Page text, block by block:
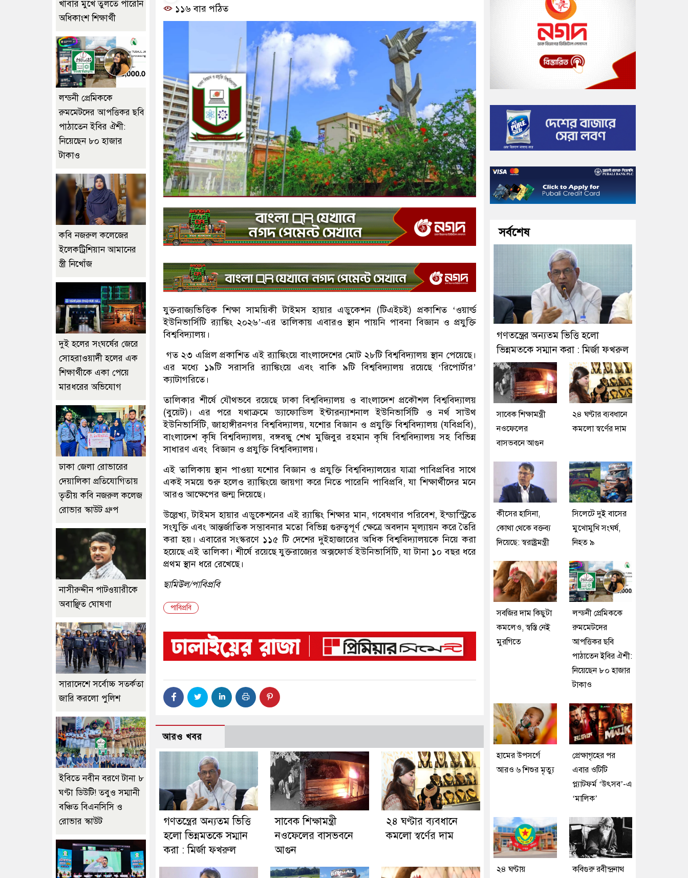
১১৬ বার পঠিত
‎যুক্তরাজ্যভিত্তিক শিক্ষা সাময়িকী টাইমস হায়ার এডুকেশন (টিএইচই) প্রকাশিত ‘ওয়ার্ল্ড
ইউনিভার্সিটি র‍্যাঙ্কিং ২০২৬’-এর তালিকায় এবারও স্থান পায়নি পাবনা বিজ্ঞান ও প্রযু্ক্তি
বিশ্ববিদ্যালয়।
‎ গত ২৩ এপ্রিল প্রকাশিত এই র‍্যাঙ্কিংয়ে বাংলাদেশের মোট ২৮টি বিশ্ববিদ্যালয় স্থান পেয়েছে।
এর মধ্যে ১৯টি সরাসরি র‍্যাঙ্কিংয়ে এবং বাকি ৯টি বিশ্ববিদ্যালয় রয়েছে ‘রিপোর্টার’
ক্যাটাগরিতে।
‎তালিকার শীর্ষে যৌথভবে রয়েছে ঢাকা বিশ্ববিদ্যালয় ও বাংলাদেশ প্রকৌশল বিশ্ববিদ্যালয়
(বুয়েট)। এর পরে যথাক্রমে ড্যাফোডিল ইন্টারন্যাশনাল ইউনিভার্সিটি ও নর্থ সাউথ
ইউনিভার্সিটি, জাহাঙ্গীরনগর বিশ্ববিদ্যালয়, যশোর বিজ্ঞান ও প্রযুক্তি বিশ্ববিদ্যালয় (যবিপ্রবি),
বাংলাদেশ কৃষি বিশ্ববিদ্যালয়, বঙ্গবন্ধু শেখ মুজিবুর রহমান কৃষি বিশ্ববিদ্যালয় সহ বিভিন্ন
সাধারণ এবং বিজ্ঞান ও প্রযুক্তি বিশ্ববিদ্যালয়।
‎এই তালিকায় স্থান পাওয়া যশোর বিজ্ঞান ও প্রযুক্তি বিশ্ববিদ্যালয়ের যাত্রা পাবিপ্রবির সাথে
একই সময়ে শুরু হলেও র‍্যাঙ্কিংয়ে জায়গা করে নিতে পারেনি পাবিপ্রবি, যা শিক্ষার্থীদের মনে
আরও আক্ষেপের জন্ম দিয়েছে।
‎উল্লেখ্য, টাইমস হায়ার এডুকেশনের এই র‍্যাঙ্কিং শিক্ষার মান, গবেষণার পরিবেশ, ইন্ডাস্ট্রিতে
সংযুক্তি এবং আন্তর্জাতিক সম্ভাবনার মতো বিভিন্ন গুরুত্বপূর্ণ ক্ষেত্রে অবদান মূল্যায়ন করে তৈরি
করা হয়। এবারের সংস্করণে ১১৫ টি দেশের দুইহাজারের অধিক বিশ্ববিদ্যালয়কে নিয়ে করা
হয়েছে এই তালিকা। শীর্ষে রয়েছে যুক্তরাজ্যের অক্সফোর্ড ইউনিভার্সিটি, যা টানা ১০ বছর ধরে
প্রথম স্থান ধরে রেখেছে।
ছামিউল/পাবিপ্রবি
পাবিপ্রবি
আরও খবর
গণতন্ত্রের অন্যতম ভিত্তি
হলো ভিন্নমতকে সম্মান
করা : মির্জা ফখরুল
সাবেক শিক্ষামন্ত্রী
নওফেলের বাসভবনে
আগুন
২৪ ঘণ্টার ব্যবধানে
কমলো স্বর্ণের দাম
খাবার মুখে তুলতে পারেনি
অধিকাংশ শিক্ষার্থী
লন্ডনী প্রেমিককে
রুমমেটদের আপত্তিকর ছবি
পাঠাতেন ইবির ঐশী:
নিয়েছেন ৮০ হাজার
টাকাও
কবি নজরুল কলেজের
ইলেকট্রিশিয়ান আমানের
স্ত্রী নিখোঁজ
দুই হলের সংঘর্ষের জেরে
সোহরাওয়ার্দী হলের এক
শিক্ষার্থীকে একা পেয়ে
মারধরের অভিযোগ
ঢাকা জেলা রোভারের
দেয়ালিকা প্রতিযোগিতায়
তৃতীয় কবি নজরুল কলেজ
রোভার স্কাউট গ্রুপ
নাসীরুদ্দীন পাটওয়ারীকে
অবাঞ্ছিত ঘোষণা
সারাদেশে সর্বোচ্চ সতর্কতা
জারি করলো পুলিশ
ইবিতে নবীন বরণে টানা ৮
ঘণ্টা ডিউটি! তবুও সম্মানী
বঞ্চিত বিএনসিসি ও
রোভার স্কাউট
সর্বশেষ
গণতন্ত্রের অন্যতম ভিত্তি হলো
ভিন্নমতকে সম্মান করা : মির্জা ফখরুল
সাবেক শিক্ষামন্ত্রী
নওফেলের
বাসভবনে আগুন
২৪ ঘণ্টার ব্যবধানে
কমলো স্বর্ণের দাম
কীসের হাসিনা,
কোথা থেকে বক্তব্য
দিয়েছে: স্বরাষ্ট্রমন্ত্রী
সিলেটে দুই বাসের
মুখোমুখি সংঘর্ষ,
নিহত ৯
সবজির দাম কিছুটা
কমলেও, স্বস্তি নেই
মুরগিতে
লন্ডনী প্রেমিককে
রুমমেটদের
আপত্তিকর ছবি
পাঠাতেন ইবির ঐশী:
নিয়েছেন ৮০ হাজার
টাকাও
হামের উপসর্গে
আরও ৬ শিশুর মৃত্যু
প্রেক্ষাগৃহের পর
এবার ওটিটি
প্ল্যাটফর্ম ‘উৎসব’-এ
‘মালিক’
২৪ ঘণ্টায়
কবিগুরু রবীন্দ্রনাথ